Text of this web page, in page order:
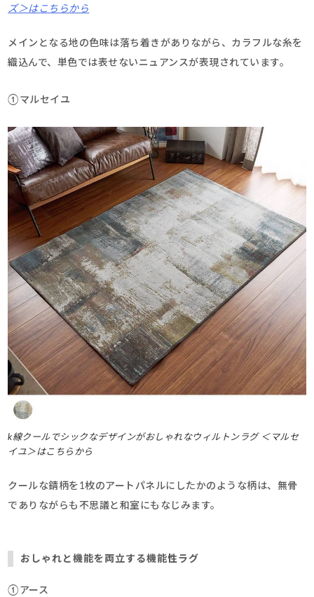
ズ＞はこちらから
メインとなる地の色味は落ち着きがありながら、カラフルな糸を
織込んで、単色では表せないニュアンスが表現されています。
①マルセイユ
k線クールでシックなデザインがおしゃれなウィルトンラグ ＜マルセ
イユ＞はこちらから
クールな錆柄を1枚のアートパネルにしたかのような柄は、無骨
でありながらも不思議と和室にもなじみます。
おしゃれと機能を両立する機能性ラグ
①アース